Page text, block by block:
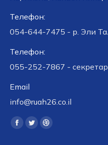
Телефон:
054-644-7475 - р. Эли
Телефон:
055-252-7867 -
Email
info@ruah26.co.il
Ищите нас:
Страница
Страница
Страница